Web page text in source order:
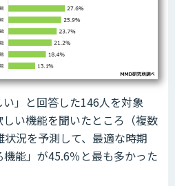
い」と回答した146人を対象
い機能を聞いたところ（複数
況を予測して、最適な時期
能」が45.6％と最も多かった